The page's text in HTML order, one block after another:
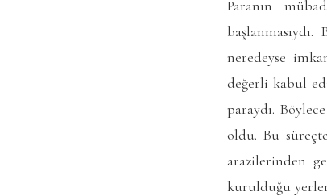
Paranın
neredeyse
değerli kabul
paraydı.
oldu. Bu
arazilerinden
kurulduğu